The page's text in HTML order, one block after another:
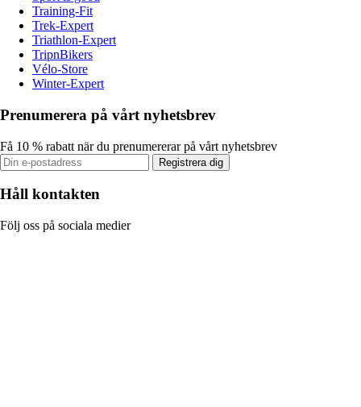
Training-Fit
Trek-Expert
Triathlon-Expert
TripnBikers
Vélo-Store
Winter-Expert
Prenumerera på vårt nyhetsbrev
Få 10 % rabatt när du prenumererar på vårt nyhetsbrev
Registrera dig
Håll kontakten
Följ oss på sociala medier